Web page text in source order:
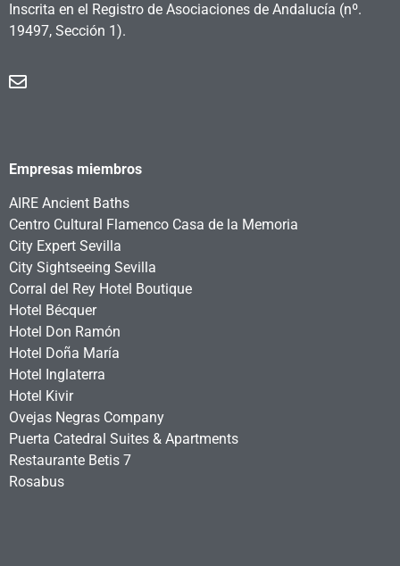
Inscrita en el Registro de Asociaciones de Andalucía (nº.
19497, Sección 1).
Empresas miembros
AIRE Ancient Baths
Centro Cultural Flamenco Casa de la Memoria
City Expert Sevilla
City Sightseeing Sevilla
Corral del Rey Hotel Boutique
Hotel Bécquer
Hotel Don Ramón
Hotel Doña María
Hotel Inglaterra
Hotel Kivir
Ovejas Negras Company
Puerta Catedral Suites & Apartments
Restaurante Betis 7
Rosabus